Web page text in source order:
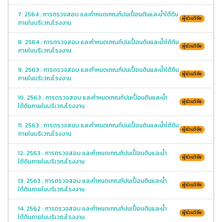
7. 2564 : การตรวจสอบ และกำหนดเกณฑ์ปนเปื้อนดินและน้ำใต้ดิน
ภายในบริเวณโรงงาน
ผู้ร่วมวิจัย
8. 2564 : การตรวจสอบ และกำหนดเกณฑ์ปนเปื้อนดินและน้ำใต้ดิน
ภายในบริเวณโรงงาน
ผู้ร่วมวิจัย
9. 2563 : การตรวจสอบ และกำหนดเกณฑ์ปนเปื้อนดินและน้ำใต้ดิน
ภายในบริเวณโรงงาน
ผู้ร่วมวิจัย
10. 2563 : การตรวจสอบ และกำหนดเกณฑ์ปนเปื้อนดินและน้ำ
ใต้ดินภายในบริเวณโรงงาน
ผู้ร่วมวิจัย
11. 2563 : การตรวจสอบ และกำหนดเกณฑ์ปนเปื้อนดินและน้ำใต้ดิน
ภายในบริเวณโรงงาน
ผู้ร่วมวิจัย
12. 2563 : การตรวจสอบ และกำหนดเกณฑ์ปนเปื้อนดินและน้ำ
ใต้ดินภายในบริเวณโรงงาน
ผู้ร่วมวิจัย
13. 2563 : การตรวจสอบ และกำหนดเกณฑ์ปนเปื้อนดินและน้ำ
ใต้ดินภายในบริเวณโรงงาน
ผู้ร่วมวิจัย
14. 2562 : การตรวจสอบ และกำหนดเกณฑ์ปนเปื้อนดินและน้ำ
ใต้ดินภายในบริเวณโรงงาน
ผู้ร่วมวิจัย